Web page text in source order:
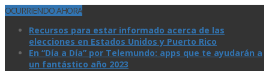
OCURRIENDO AHORA
Recursos para estar informado acerca de las
elecciones en Estados Unidos y Puerto Rico
En “Día a Día” por Telemundo: apps que te ayudarán a
un fantástico año 2023